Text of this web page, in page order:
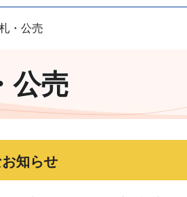
じ
・公売
公売
知らせ